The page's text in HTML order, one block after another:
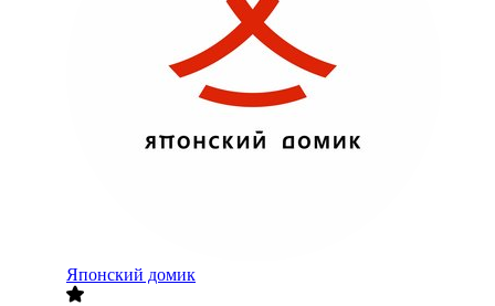
Японский домик